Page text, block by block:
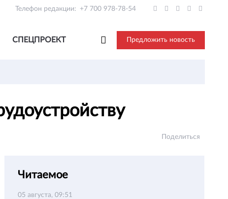
Телефон редакции: +7 700 978-78-54
СПЕЦПРОЕКТ Предложить новость
Поделиться
Читаемое
05 августа, 09:51